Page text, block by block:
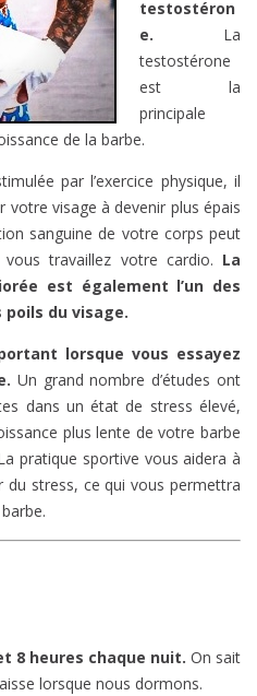
testostéron
e. La
testostérone
est la
principale
de la barbe.
par l’exercice physique, il
votre visage à devenir plus épais
sanguine de votre corps peut
travaillez votre cardio. La
est également l’un des
du visage.
lorsque vous essayez
Un grand nombre d’études ont
dans un état de stress élevé,
plus lente de votre barbe
pratique sportive vous aidera à
du stress, ce qui vous permettra
8 heures chaque nuit. On sait
lorsque nous dormons.